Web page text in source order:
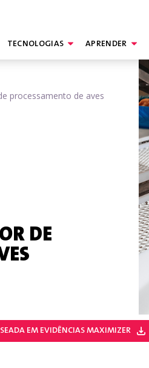
TECNOLOGIAS APRENDER
processamento de aves
DE
EM EVIDÊNCIAS MAXIMIZER